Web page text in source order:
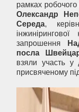
рамках
Олександр
Середа,
запрошення
посла
взяли участь у
присвяченому